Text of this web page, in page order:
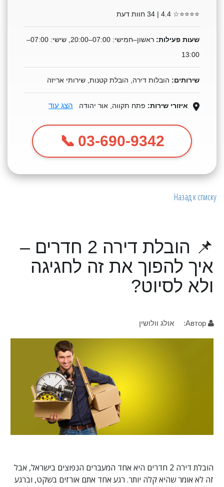
⭐⭐⭐⭐☆ 4.4 | 34 חוות דעת
שעות פעילות:
ראשון–חמישי: 07:00–20:00, שישי: 07:00–
13:00
שירותים: הובלות דירה, הובלת קטנות, שירותי אריזה
איזורי שירות: פתח תקווה, אור יהודה הצג עוד
03-690-9342
Назад к списку
📌 הובלת דירה 2 חדרים –
איך להפוך את זה לחגיגה
ולא לסיוט?
Автор: אולג וולושין
הובלת דירה 2 חדרים היא אחד המעברים הנפוצים בישראל, אבל
זה לא אומר שהיא קלה יותר. רגע אחד אתם אורזים בשקט, וברגע